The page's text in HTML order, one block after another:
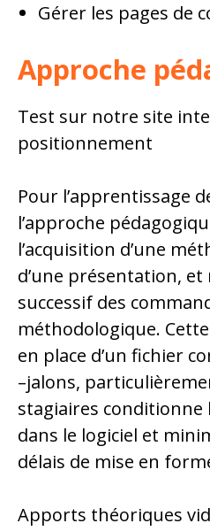
Gérer les pages de
Approche
Test sur notre site
positionnement
Pour l’apprentissage
l’approche
l’acquisition d’une
d’une présentation,
successif des
méthodologique.
en place d’un fichier
–jalons,
stagiaires conditionne
dans le logiciel et
délais de mise en
Apports théoriques